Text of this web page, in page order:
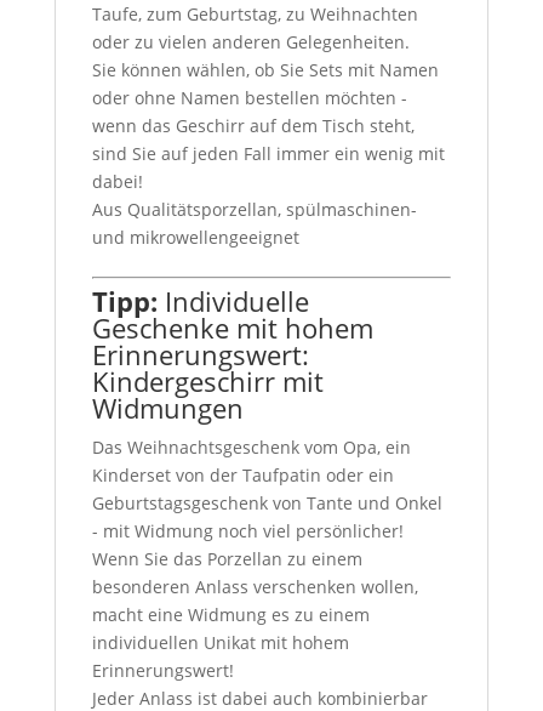
Taufe, zum Geburtstag, zu Weihnachten
oder zu vielen anderen Gelegenheiten.
Sie können wählen, ob Sie Sets mit Namen
oder ohne Namen bestellen möchten -
wenn das Geschirr auf dem Tisch steht,
sind Sie auf jeden Fall immer ein wenig mit
dabei!
Aus Qualitätsporzellan, spülmaschinen-
und mikrowellengeeignet
Tipp: Individuelle
Geschenke mit hohem
Erinnerungswert:
Kindergeschirr mit
Widmungen
Das Weihnachtsgeschenk vom Opa, ein
Kinderset von der Taufpatin oder ein
Geburtstagsgeschenk von Tante und Onkel
- mit Widmung noch viel persönlicher!
Wenn Sie das Porzellan zu einem
besonderen Anlass verschenken wollen,
macht eine Widmung es zu einem
individuellen Unikat mit hohem
Erinnerungswert!
Jeder Anlass ist dabei auch kombinierbar